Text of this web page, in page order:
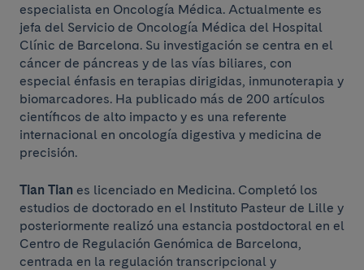
especialista en Oncología Médica. Actualmente es
jefa del Servicio de Oncología Médica del Hospital
Clínic de Barcelona. Su investigación se centra en el
cáncer de páncreas y de las vías biliares, con
especial énfasis en terapias dirigidas, inmunoterapia y
biomarcadores. Ha publicado más de 200 artículos
científicos de alto impacto y es una referente
internacional en oncología digestiva y medicina de
precisión.
Tian Tian es licenciado en Medicina. Completó los
estudios de doctorado en el Instituto Pasteur de Lille y
posteriormente realizó una estancia postdoctoral en el
Centro de Regulación Genómica de Barcelona,
centrada en la regulación transcripcional y